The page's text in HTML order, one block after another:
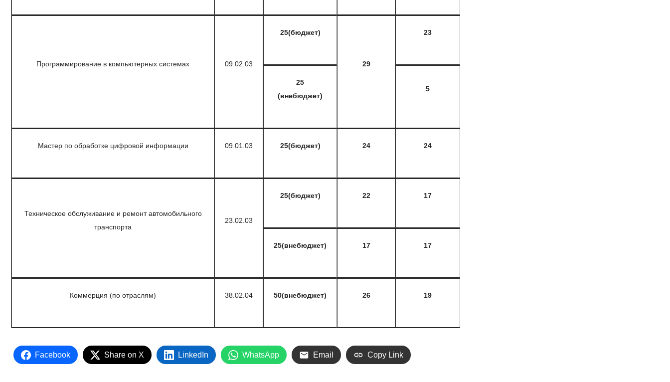
Программирование в компьютерных системах 09.02.03
25(бюджет)
29
23
25
(внебюджет)
5
Мастер по обработке цифровой информации 09.01.03 25(бюджет) 24 24
Техническое обслуживание и ремонт автомобильного
транспорта
23.02.03
25(бюджет) 22 17
25(внебюджет) 17 17
Коммерция (по отраслям) 38.02.04 50(внебюджет) 26 19
Facebook Share on X LinkedIn WhatsApp Email Copy Link